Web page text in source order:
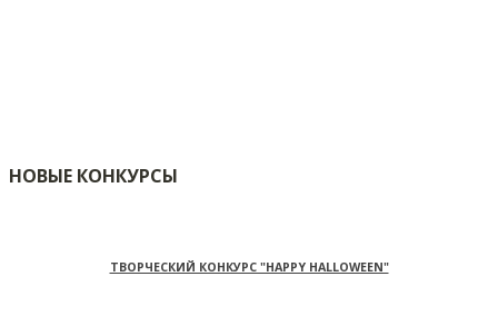
НОВЫЕ КОНКУРСЫ
ТВОРЧЕСКИЙ КОНКУРС "HAPPY HALLOWEEN"